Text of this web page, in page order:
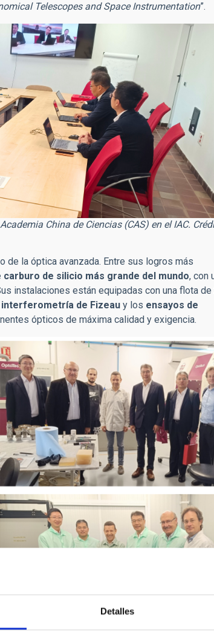
Detalles
Telescopes and Space Instrumentation”.
China de Ciencias (CAS) en el IAC.
de la óptica avanzada. Entre sus logros más
de silicio más grande del mundo, con
instalaciones están equipadas con una flota de
interferometría de Fizeau y los ensayos de
ópticos de máxima calidad y exigencia.